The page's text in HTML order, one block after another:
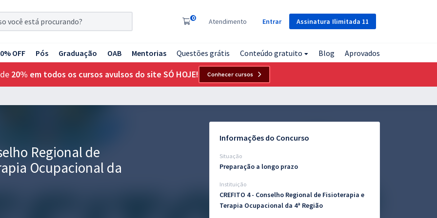
Assinatura Ilimitada 11
0 Atendimento Entrar
OFF Pós Graduação OAB Mentorias Questões grátis Conteúdo gratuito Blog Aprovados
20% em todos os cursos avulsos do site SÓ HOJE! Conhecer cursos
Regional de
Ocupacional da
Informações do Concurso
Situação
Preparação a longo prazo
Instituição
CREFITO 4 - Conselho Regional de Fisioterapia e
Terapia Ocupacional da 4ª Região